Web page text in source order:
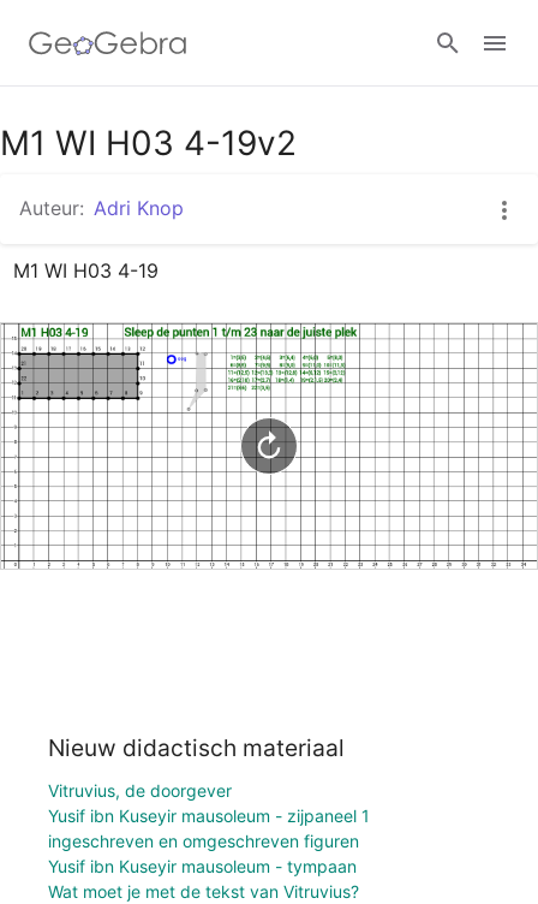
Google Classroom
GeoGebra Klaslokaal
M1 WI H03 4-19v2
Auteur: Adri Knop
M1 WI H03 4-19
Nieuw didactisch materiaal
Vitruvius, de doorgever
Yusif ibn Kuseyir mausoleum - zijpaneel 1
ingeschreven en omgeschreven figuren
Yusif ibn Kuseyir mausoleum - tympaan
Wat moet je met de tekst van Vitruvius?